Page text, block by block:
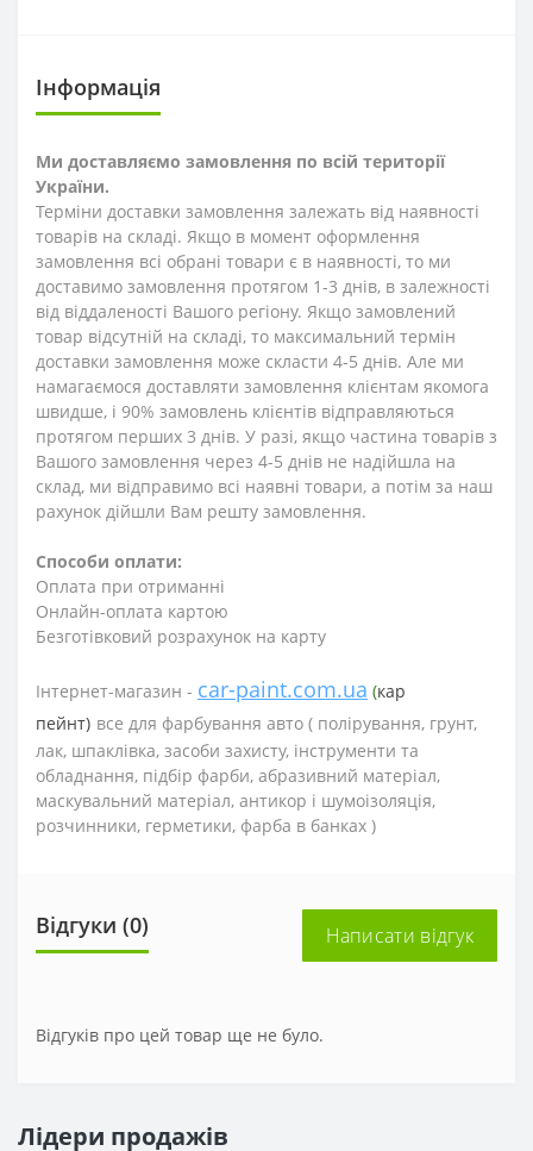
Інформація
Ми доставляємо замовлення по всій території
України.
Терміни доставки замовлення залежать від наявності
товарів на складі. Якщо в момент оформлення
замовлення всі обрані товари є в наявності, то ми
доставимо замовлення протягом 1-3 днів, в залежності
від віддаленості Вашого регіону. Якщо замовлений
товар відсутній на складі, то максимальний термін
доставки замовлення може скласти 4-5 днів. Але ми
намагаємося доставляти замовлення клієнтам якомога
швидше, і 90% замовлень клієнтів відправляються
протягом перших 3 днів. У разі, якщо частина товарів з
Вашого замовлення через 4-5 днів не надійшла на
склад, ми відправимо всі наявні товари, а потім за наш
рахунок дійшли Вам решту замовлення.
Способи оплати:
Оплата при отриманні
Онлайн-оплата картою
Безготівковий розрахунок на карту
Інтернет-магазин - car-paint.com.ua (кар
пейнт) все для фарбування авто ( полірування, грунт,
лак, шпаклівка, засоби захисту, інструменти та
обладнання, підбір фарби, абразивний матеріал,
маскувальний матеріал, антикор і шумоізоляція,
розчинники, герметики, фарба в банках )
Відгуки (0) Написати відгук
Відгуків про цей товар ще не було.
Лідери продажів